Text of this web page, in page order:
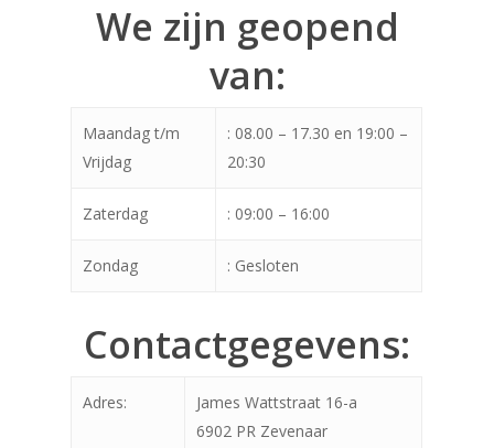
We zijn geopend
van:
Maandag t/m
Vrijdag
: 08.00 – 17.30 en 19:00 –
20:30
Zaterdag : 09:00 – 16:00
Zondag : Gesloten
Contactgegevens:
Adres:
James Wattstraat 16-a
6902 PR Zevenaar